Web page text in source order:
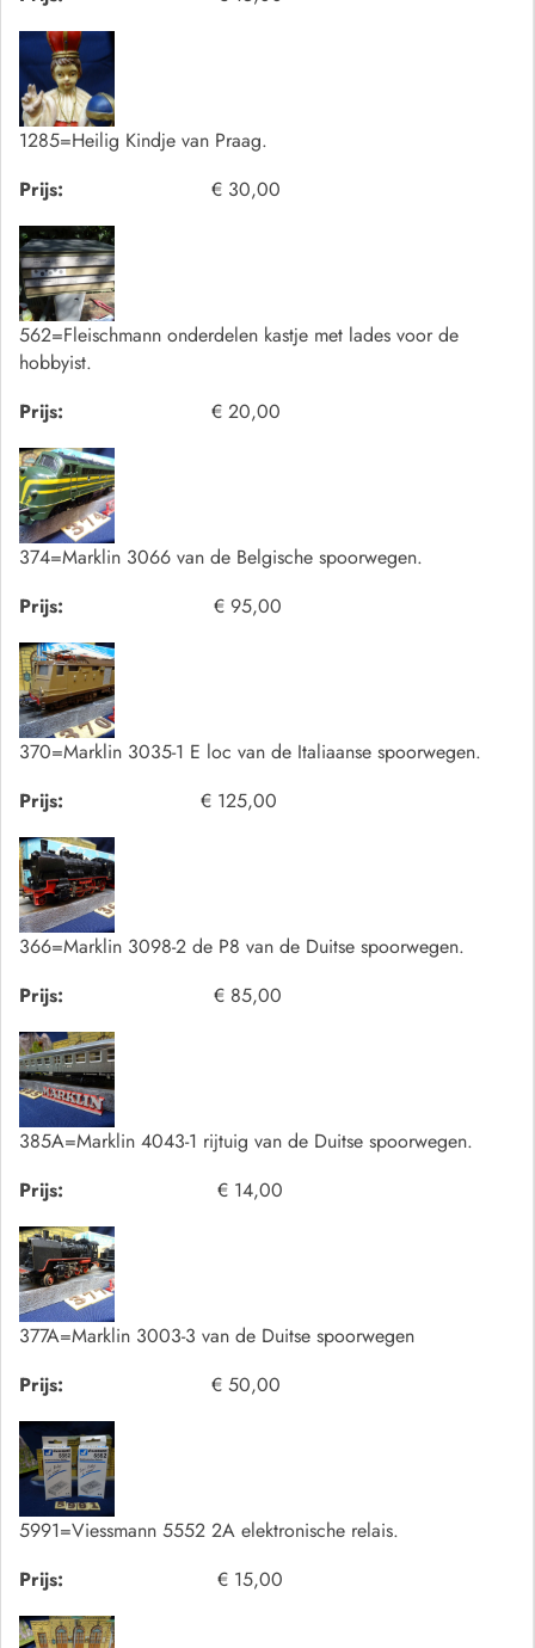
1285=Heilig Kindje van Praag.
Prijs:
€ 30,00
562=Fleischmann onderdelen kastje met lades voor de
hobbyist.
Prijs:
€ 20,00
374=Marklin 3066 van de Belgische spoorwegen.
Prijs:
€ 95,00
370=Marklin 3035-1 E loc van de Italiaanse spoorwegen.
Prijs:
€ 125,00
366=Marklin 3098-2 de P8 van de Duitse spoorwegen.
Prijs:
€ 85,00
385A=Marklin 4043-1 rijtuig van de Duitse spoorwegen.
Prijs:
€ 14,00
377A=Marklin 3003-3 van de Duitse spoorwegen
Prijs:
€ 50,00
5991=Viessmann 5552 2A elektronische relais.
Prijs:
€ 15,00